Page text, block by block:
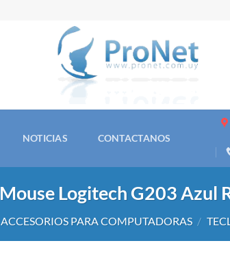
NOTICIAS CONTACTANOS
Mouse Logitech G203 Azul
ACCESORIOS PARA COMPUTADORAS /